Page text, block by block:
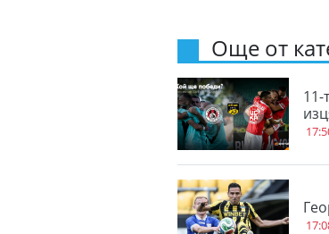
Още от
11-